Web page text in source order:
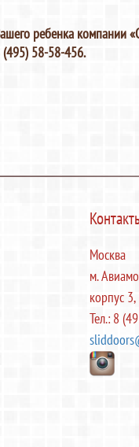
ребенка компании
(495) 58-58-456.
Москва
м.
корпус
Тел.: 8